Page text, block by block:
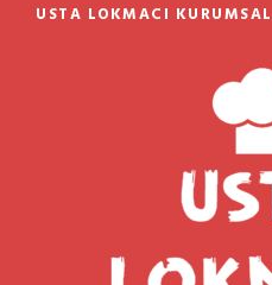
USTA LOKMACI KURUMSAL